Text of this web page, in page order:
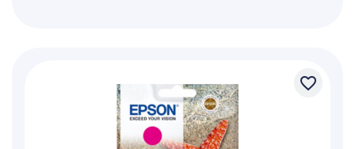
favorite_border